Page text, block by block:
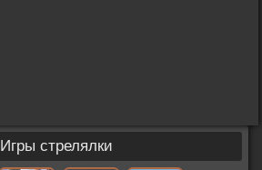
Игры стрелялки